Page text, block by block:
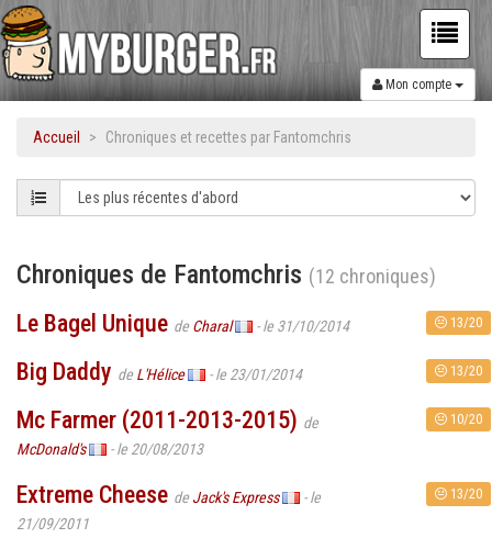
Mon compte
Accueil Chroniques et recettes par Fantomchris
Chroniques de Fantomchris (12 chroniques)
Le Bagel Unique de Charal - le 31/10/2014 13/20
Big Daddy de L'Hélice - le 23/01/2014 13/20
Mc Farmer (2011-2013-2015) de
McDonald's
- le 20/08/2013
10/20
Extreme Cheese de Jack's Express
- le
21/09/2011
13/20